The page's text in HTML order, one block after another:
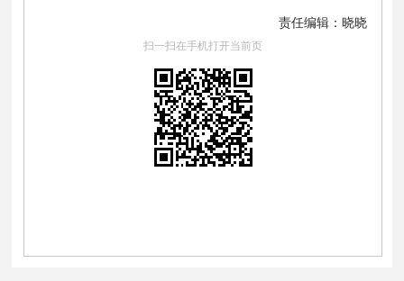
责任编辑：晓晓
扫一扫在手机打开当前页